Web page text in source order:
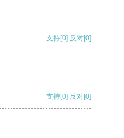
支持[0] 反对[0]
支持[0] 反对[0]